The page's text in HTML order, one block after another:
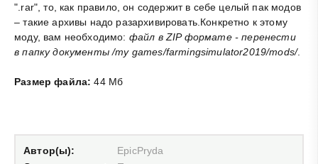
".rar", то, как правило, он содержит в себе целый пак модов
– такие архивы надо разархивировать.Конкретно к этому
моду, вам необходимо: файл в ZIP формате - перенести
в папку документы /my games/farmingsimulator2019/mods/.
Размер файла: 44 Мб
Автор(ы):
EpicPryda